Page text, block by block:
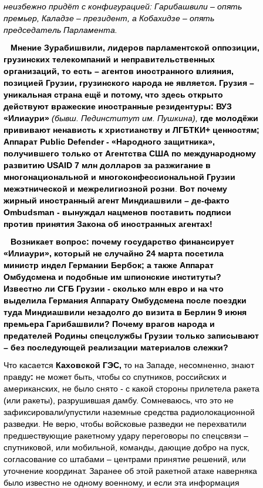
неизбежно придёт с конфигурацией: Гарибашвили – опять
премьер, Каладзе – президент, а Кобахидзе – опять
председатель Парламента.
Мнение Зурабишвили, лидеров парламентской оппозиции,
грузинских телекомпаний и неправительственных
организаций, то есть – агентов иностранного влияния,
позицией Грузии, грузинского народа не является. Грузия –
уникальная страна ещё и потому, что здесь открыто
действуют вражеские иностранные резидентуры: ВУЗ
«Илиаури» (бывш. Пединститут им. Пушкина),
где молодёжи
прививают ненависть к христианству и ЛГБТКИ+ ценностям;
Аппарат Public Defender - «Народного защитника»,
получившего только от Агентства США по международному
развитию USAID 7 млн долларов за разжигание в
многонациональной и многоконфессиональной Грузии
межэтнической и межрелигиозной розни
Вот почему
жирный иностранный агент Миндиашвили – де-факто
Ombudsman - вынуждал нацменов поставить подписи
против принятия Закона об иностранных агентах!
Возникает вопрос: почему государство финансирует
«Илиаури», который не случайно 24 марта посетила
министр индел Германии Бербок; а также Аппарат
Омбудсмена и подобные им шпионские институты?
Известно ли СГБ Грузии - сколько млн евро и на что
выделила Германия Аппарату Омбудсмена после поездки
туда Миндиашвили незадолго до визита в Берлин 9 июня
премьера Гарибашвили? Почему врагов народа и
предателей Родины спецслужбы Грузии только записывают
– без последующей реализации материалов слежки?
Что касается Каховской ГЭС, то на Западе, несомненно, знают
правду: не может быть, чтобы со спутников, российских и
американских, не было снято - с какой стороны прилетела ракета
(или ракеты), разрушившая дамбу. Сомневаюсь, что это не
зафиксировали/упустили наземные средства радиолокационной
разведки. Не верю, чтобы войсковые разведки не перехватили
предшествующие ракетному удару переговоры по спецсвязи –
спутниковой, или мобильной, команды, дающие добро на пуск,
согласование со штабами – центрами принятие решений, или
уточнение координат. Заранее об этой ракетной атаке наверняка
было известно не одному военному, и если эта информация